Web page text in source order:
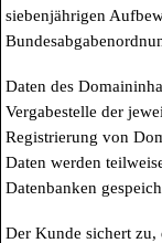
siebenjährigen
Daten des
Vergabestelle der
Registrierung von
Daten werden
Datenbanken
Der Kunde sichert zu,